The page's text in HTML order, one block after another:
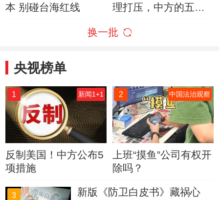
本 别碰台海红线
理打压，中方的五项
换一批
央视榜单
1 新闻1+1
反制美国！中方公布5
项措施
2 中国法治观察
上班“摸鱼”公司有权开
除吗？
3 新版《防卫白皮书》藏祸心